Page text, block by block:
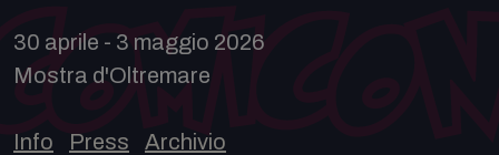
30 aprile - 3 maggio 2026
Mostra d'Oltremare
Info Press Archivio